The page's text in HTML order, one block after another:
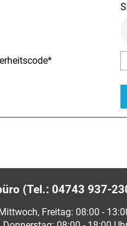
*
(Tel.: 04743 937-
Freitag: 08:00 -